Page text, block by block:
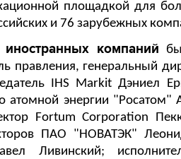
площадкой для
и 76 зарубежных
компаний
правления, генеральный
IHS Markit Дэниел
атомной энергии "Росатом"
Fortum Corporation
ПАО "НОВАТЭК"
Ливинский;